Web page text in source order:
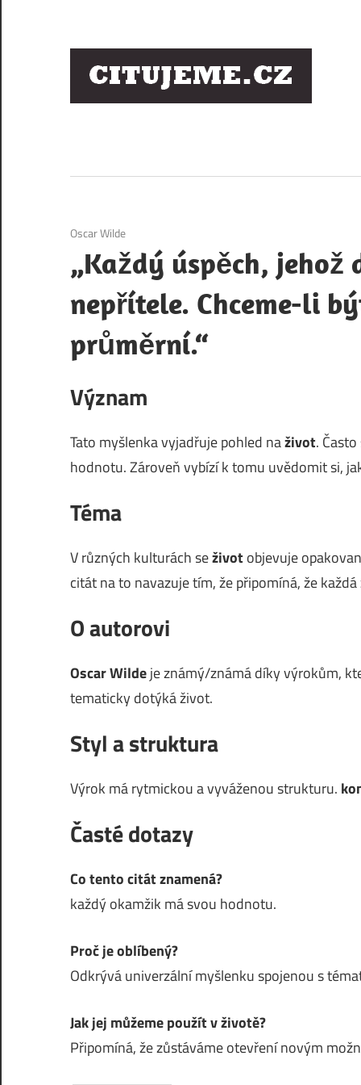
1. 12. 2020
Oscar Wilde
„Každý úspěch, jehož
nepřítele. Chceme-li
průměrní.“
Význam
Tato myšlenka vyjadřuje pohled naživot.
hodnotu. Zároveň vybízí k tomu uvědomit si,
Téma
V různých kulturách seživot objevuje
citát na to navazuje tím, že připomíná, že
O autorovi
Oscar Wildeje známý/známá díky výrokům,
tematicky dotýká život.
Styl a struktura
Výrok má rytmickou a vyváženou strukturu.
Časté dotazy
Co tento citát znamená?
každý okamžik má svou hodnotu.
Proč je oblíbený?
Odkrývá univerzální myšlenku spojenou s
Jak jej můžeme použít v životě?
Připomíná, že zůstáváme otevření novým